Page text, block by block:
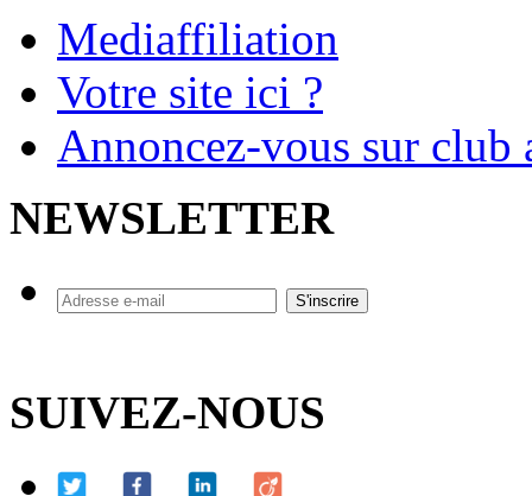
Mediaffiliation
Votre site ici ?
Annoncez-vous sur
NEWSLETTER
SUIVEZ-NOUS